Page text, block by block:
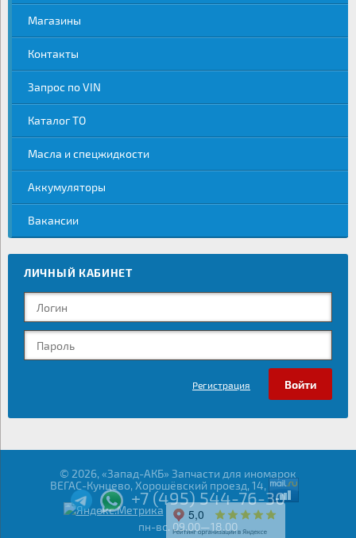
Магазины
Контакты
Запрос по VIN
Каталог ТО
Масла и спецжидкости
Аккумуляторы
Вакансии
ЛИЧНЫЙ КАБИНЕТ
Регистрация
© 2026, «Запад-АКБ» Запчасти для иномарок
ВЕГАС-Кунцево, Хорошёвский проезд, 14,
+7 (495) 544-76-30
пн-вс. 09.00—18.00